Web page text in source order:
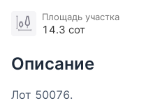
Площадь участка
14.3 сот
Описание
Лот 50076.